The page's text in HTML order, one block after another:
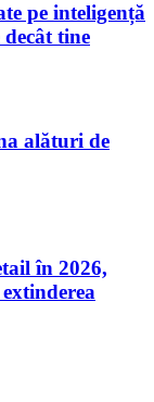
pe inteligență
tine
alături de
în 2026,